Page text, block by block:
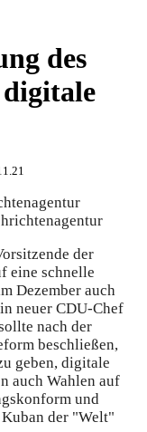
des
digitale
der
eine schnelle
Dezember auch
neuer CDU-Chef
nach der
beschließen,
geben, digitale
auch Wahlen auf
und
der "Welt"